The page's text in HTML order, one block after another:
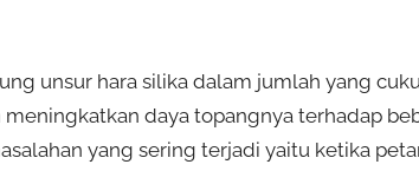
unsur hara silika dalam jumlah yang
daya topangnya terhadap
yang sering terjadi yaitu ketika